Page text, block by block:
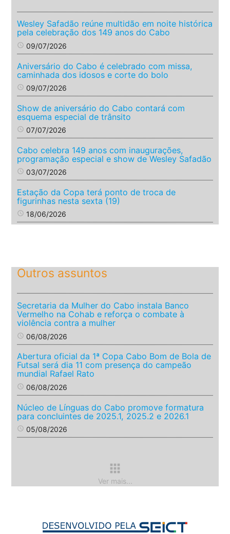
Wesley Safadão reúne multidão em noite histórica
pela celebração dos 149 anos do Cabo
access_time 09/07/2026
Aniversário do Cabo é celebrado com missa,
caminhada dos idosos e corte do bolo
access_time 09/07/2026
Show de aniversário do Cabo contará com
esquema especial de trânsito
access_time 07/07/2026
Cabo celebra 149 anos com inaugurações,
programação especial e show de Wesley Safadão
access_time 03/07/2026
Estação da Copa terá ponto de troca de
figurinhas nesta sexta (19)
access_time 18/06/2026
Outros assuntos
Secretaria da Mulher do Cabo instala Banco
Vermelho na Cohab e reforça o combate à
violência contra a mulher
access_time 06/08/2026
Abertura oficial da 1ª Copa Cabo Bom de Bola de
Futsal será dia 11 com presença do campeão
mundial Rafael Rato
access_time 06/08/2026
Núcleo de Línguas do Cabo promove formatura
para concluintes de 2025.1, 2025.2 e 2026.1
access_time 05/08/2026
apps
Ver mais...